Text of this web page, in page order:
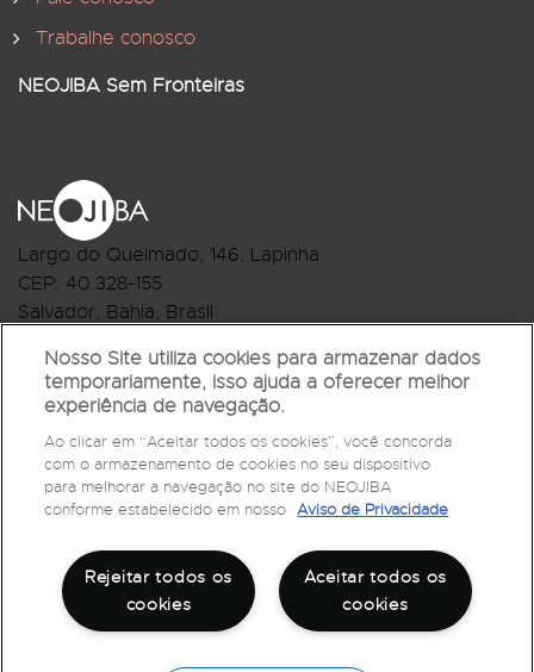
Trabalhe conosco
NEOJIBA Sem Fronteiras
Largo do Queimado, 146, Lapinha
CEP: 40.328-155
Salvador, Bahia, Brasil
R.Monte Castelo Nº 62, Bairro Barbalho
CEP: 40.301-210
Salvador, Bahia, Brasil
Telefone:(71) 3032-1073
Nosso Site utiliza cookies para armazenar dados
temporariamente, isso ajuda a oferecer melhor
experiência de navegação.
Ao clicar em “Aceitar todos os cookies”, você concorda
com o armazenamento de cookies no seu dispositivo
para melhorar a navegação no site do NEOJIBA
conforme estabelecido em nosso Aviso de Privacidade
Aceitar todos os
cookies
Rejeitar todos os
cookies